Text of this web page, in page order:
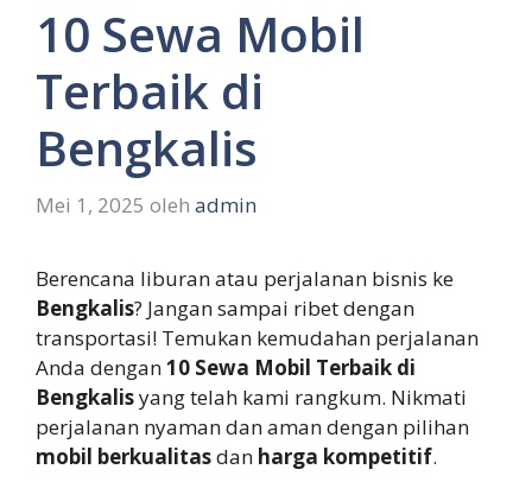
10 Sewa Mobil
Terbaik di
Bengkalis
Mei 1, 2025 oleh admin
Berencana liburan atau perjalanan bisnis ke
Bengkalis? Jangan sampai ribet dengan
transportasi! Temukan kemudahan perjalanan
Anda dengan10 Sewa Mobil Terbaik di
Bengkalisyang telah kami rangkum. Nikmati
perjalanan nyaman dan aman dengan pilihan
mobil berkualitasdan harga kompetitif.